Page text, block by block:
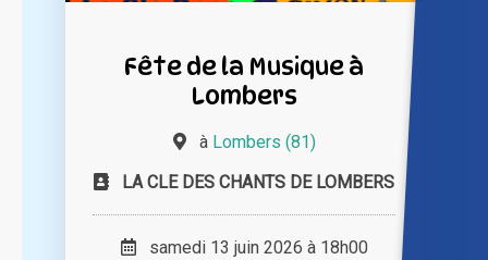
Fête de la Musique à
Lombers
à Lombers (81)
LA CLE DES CHANTS DE LOMBERS
samedi 13 juin 2026 à 18h00